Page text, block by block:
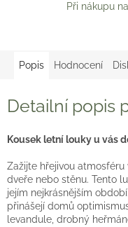
Při nákupu
Popis Hodnocení
Detailní popis
Kousek letní louky u vás
Zažijte hřejivou
dveře nebo stěnu. Tento
jejím nejkrásnějším
přinášejí domů
levandule, drobný